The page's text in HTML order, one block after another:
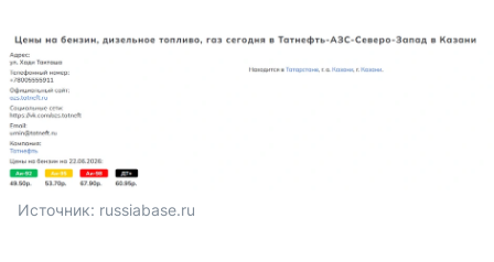
Источник: russiabase.ru